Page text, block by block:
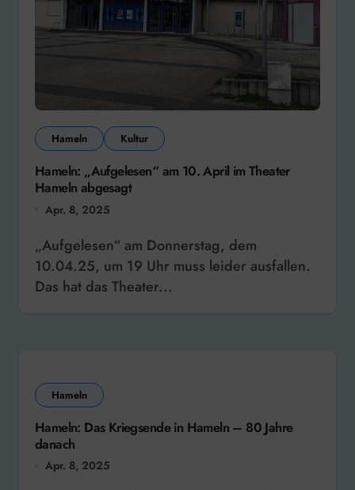
Hameln Kultur
Hameln: „Aufgelesen“ am 10. April im Theater
Hameln abgesagt
Apr. 8, 2025
„Aufgelesen“ am Donnerstag, dem
10.04.25, um 19 Uhr muss leider ausfallen.
Das hat das Theater...
Hameln
Hameln: Das Kriegsende in Hameln – 80 Jahre
danach
Apr. 8, 2025